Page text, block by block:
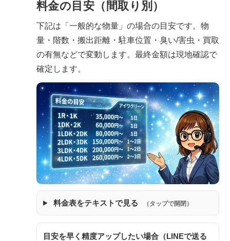
料金の目安（間取り別）
下記は「一般的な物量」の場合の目安です。物
量・階数・搬出距離・駐車位置・臭い/害虫・買取
の有無などで変動します。最終金額は現地確認で
確定します。
料金表をテキストで見る （タップで開閉）
目安を早く精度アップしたい場合（LINEで送る